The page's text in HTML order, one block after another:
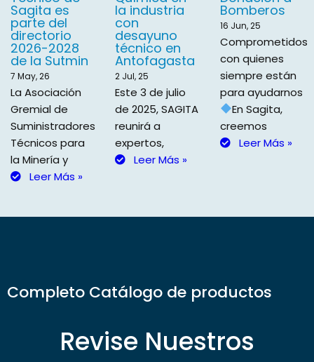
Sagita es
parte del
directorio
2026-2028
de la Sutmin
7 May, 26
La Asociación
Gremial de
Suministradores
Técnicos para
la Minería y
Leer Más »
la industria
con
desayuno
técnico en
Antofagasta
2 Jul, 25
Este 3 de julio
de 2025, SAGITA
reunirá a
expertos,
Leer Más »
Bomberos
16 Jun, 25
Comprometidos
con quienes
siempre están
para ayudarnos
En Sagita,
creemos
Leer Más »
Completo Catálogo de productos
Revise Nuestros